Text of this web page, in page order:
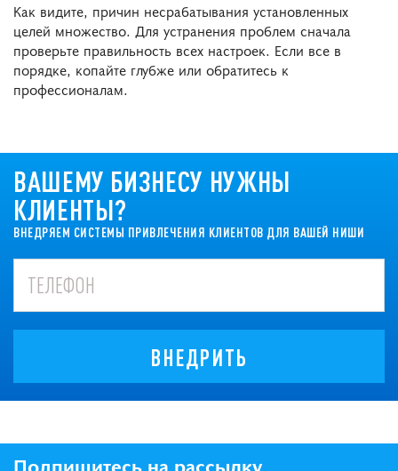
Как видите, причин несрабатывания установленных
целей множество. Для устранения проблем сначала
проверьте правильность всех настроек. Если все в
порядке, копайте глубже или обратитесь к
профессионалам.
ВАШЕМУ БИЗНЕСУ НУЖНЫ
КЛИЕНТЫ?
ВНЕДРЯЕМ СИСТЕМЫ ПРИВЛЕЧЕНИЯ КЛИЕНТОВ ДЛЯ ВАШЕЙ НИШИ
ВНЕДРИТЬ
Подпишитесь на рассылку